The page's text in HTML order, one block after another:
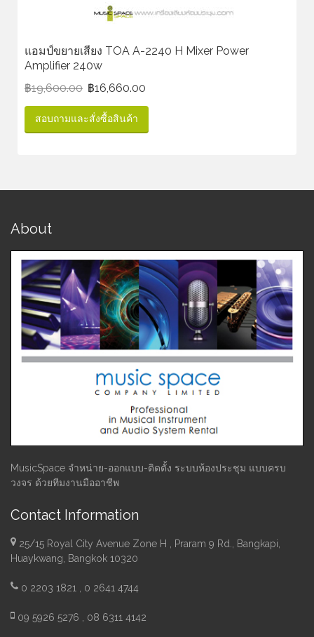
แอมป์ขยายเสียง TOA A-2240 H Mixer Power
Amplifier 240w
฿19,600.00 ฿16,660.00
สอบถามและสั่งซื้อสินค้า
About
MusicSpace จำหน่าย-ออกแบบ-ติดตั้ง ระบบห้องประชุม แบบครบ
วงจร ด้วยทีมงานมืออาชีพ
Contact Information
25/15 Royal City Avenue Zone H , Praram 9 Rd., Bangkapi,
Huaykwang, Bangkok 10320
0 2203 1821 , 0 2641 4744
09 5926 5276 , 08 6311 4142